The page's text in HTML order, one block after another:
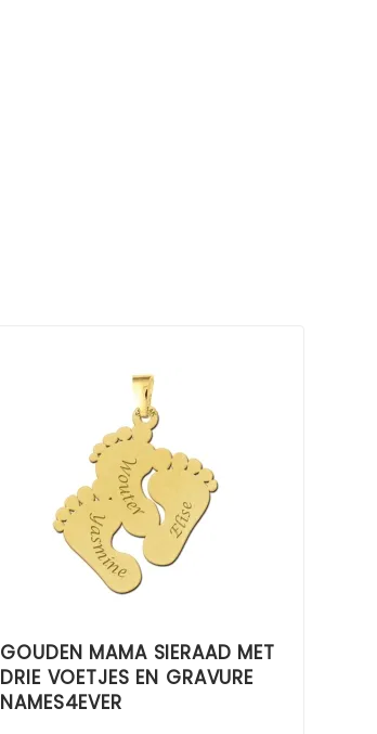
GOUDEN MAMA SIERAAD MET
DRIE VOETJES EN GRAVURE
NAMES4EVER